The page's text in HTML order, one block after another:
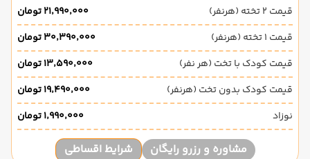
قیمت 2 تخته (هرنفر)
۲۱٬۹۹۰٬۰۰۰ تومان
قیمت 1 تخته (هرنفر)
۳۰٬۳۹۰٬۰۰۰ تومان
قیمت کودک با تخت (هر نفر)
۱۳٬۵۹۰٬۰۰۰ تومان
قیمت کودک بدون تخت (هرنفر)
۱۹٬۴۹۰٬۰۰۰ تومان
نوزاد
۱٬۹۹۰٬۰۰۰ تومان
مشاوره و رزرو رایگان شرایط اقساطی